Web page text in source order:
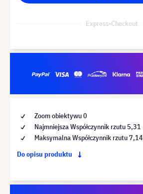
Express-Checkout
Zoom obiektywu 0
Najmniejsza Współczynnik rzutu 5,31
Maksymalna Współczynnik rzutu 7,14
Do opisu produktu